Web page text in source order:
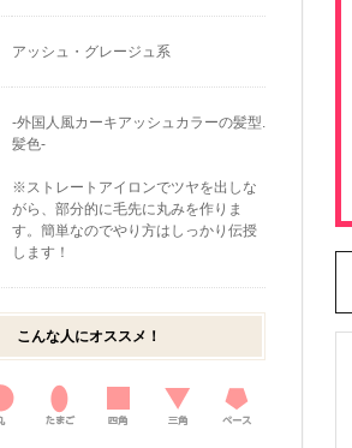
アッシュ・グレージュ系
-外国人風カーキアッシュカラーの髪型.
髪色-
※ストレートアイロンでツヤを出しな
がら、部分的に毛先に丸みを作りま
す。簡単なのでやり方はしっかり伝授
します！
こんな人にオススメ！